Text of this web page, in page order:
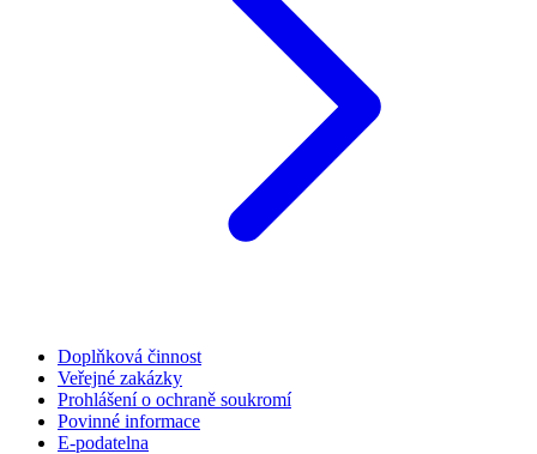
Doplňková činnost
Veřejné zakázky
Prohlášení o ochraně soukromí
Povinné informace
E-podatelna